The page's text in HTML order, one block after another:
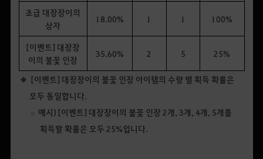
초급 대장장이의
상자
18.00% 1 1 100%
[이벤트] 대장장
이의 불꽃 인장
35.60% 2 5 25%
[이벤트] 대장장이의 불꽃 인장 아이템의 수량 별 획득 확률은
모두 동일합니다.
예시) [이벤트] 대장장이의 불꽃 인장 2개, 3개, 4개, 5개를
획득할 확률은 모두 25%입니다.